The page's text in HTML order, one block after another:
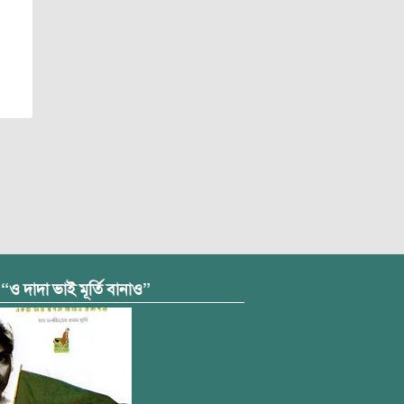
দাদা ভাই মূর্তি বানাও”